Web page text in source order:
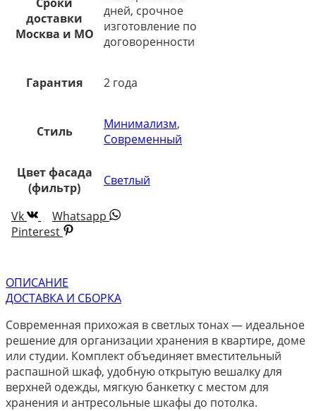
доставки
Москва и МО
дней, срочное
изготовление по
договоренности
Гарантия 2 года
Стиль Минимализм,
Современный
Цвет фасада
(фильтр)
Светлый
Vk
Whatsapp
Pinterest
ОПИСАНИЕ
ДОСТАВКА И СБОРКА
Современная прихожая в светлых тонах — идеальное
решение для организации хранения в квартире, доме
или студии. Комплект объединяет вместительный
распашной шкаф, удобную открытую вешалку для
верхней одежды, мягкую банкетку с местом для
хранения и антресольные шкафы до потолка.